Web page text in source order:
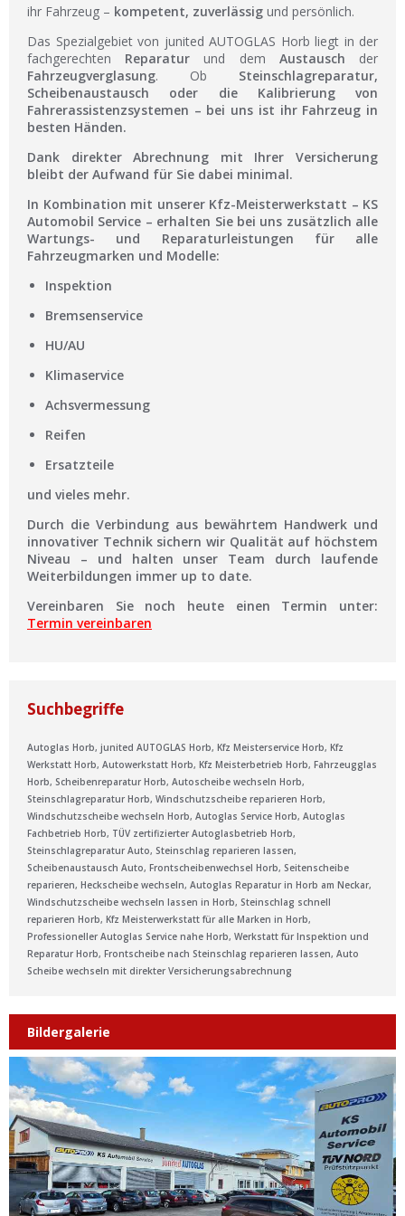
ihr Fahrzeug – kompetent, zuverlässig und persönlich.
Das Spezialgebiet von junited AUTOGLAS Horb liegt in der
fachgerechten Reparatur und dem Austausch der
Fahrzeugverglasung. Ob Steinschlagreparatur,
Scheibenaustausch oder die Kalibrierung von
Fahrerassistenzsystemen – bei uns ist ihr Fahrzeug in
besten Händen.
Dank direkterAbrechnung mit Ihrer Versicherung
bleibt der Aufwand für Sie dabei minimal.
In Kombination mit unserer Kfz-Meisterwerkstatt – KS
Automobil Service – erhalten Sie bei uns zusätzlich alle
Wartungs- und Reparaturleistungen für alle
Fahrzeugmarken und Modelle:
Inspektion
Bremsenservice
HU/AU
Klimaservice
Achsvermessung
Reifen
Ersatzteile
und vieles mehr.
Durch die Verbindung aus bewährtem Handwerk und
innovativer Techniksichern wir Qualität auf höchstem
Niveau – und halten unser Team durch laufende
Weiterbildungen immer up to date.
Vereinbaren Sie noch heute einen Termin unter:
Termin vereinbaren
Suchbegriffe
Autoglas Horb, junited AUTOGLAS Horb, Kfz Meisterservice Horb, Kfz
Werkstatt Horb, Autowerkstatt Horb, Kfz Meisterbetrieb Horb, Fahrzeugglas
Horb, Scheibenreparatur Horb, Autoscheibe wechseln Horb,
Steinschlagreparatur Horb, Windschutzscheibe reparieren Horb,
Windschutzscheibe wechseln Horb, Autoglas Service Horb, Autoglas
Fachbetrieb Horb, TÜV zertifizierter Autoglasbetrieb Horb,
Steinschlagreparatur Auto, Steinschlag reparieren lassen,
Scheibenaustausch Auto, Frontscheibenwechsel Horb, Seitenscheibe
reparieren, Heckscheibe wechseln, Autoglas Reparatur in Horb am Neckar,
Windschutzscheibe wechseln lassen in Horb, Steinschlag schnell
reparieren Horb, Kfz Meisterwerkstatt für alle Marken in Horb,
Professioneller Autoglas Service nahe Horb, Werkstatt für Inspektion und
Reparatur Horb, Frontscheibe nach Steinschlag reparieren lassen, Auto
Scheibe wechseln mit direkter Versicherungsabrechnung
Bildergalerie